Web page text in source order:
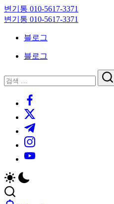
Skip
to
content
변기통 010-5617-3371
변
대
기
변기통 010-5617-3371
크
대
기
블로그
블로그
닫
기
검
검
https://www.facebook.com/
https://twitter.com/
https://t.me/
https://www.instagram.com/
https://youtube.com/